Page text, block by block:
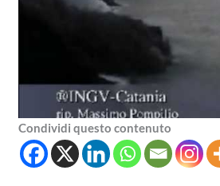
Condividi questo contenuto